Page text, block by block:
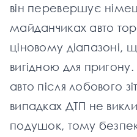
він перевершує
майданчиках авто
ціновому
вигідною для
авто після лобового
випадках ДТП не
подушок, тому